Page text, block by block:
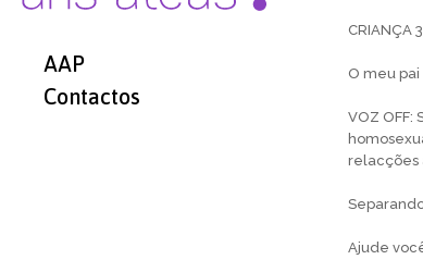
AAP
Contactos
CRIANÇA
O meu pai
VOZ OFF:
relacções
Ajude